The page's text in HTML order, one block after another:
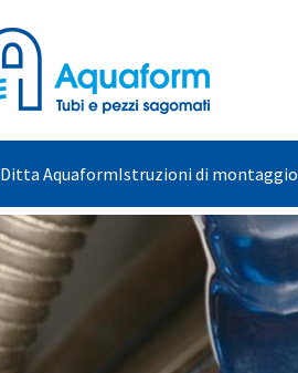
Ditta AquaformIstruzioni di montaggio